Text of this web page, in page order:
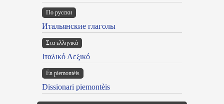
По русски
Итальянские глаголы
Στα ελληνικά
Ιταλικό Λεξικό
Ën piemontèis
Dissionari piemontèis